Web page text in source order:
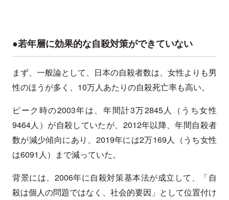
●若年層に効果的な自殺対策ができていない
まず、一般論として、日本の自殺者数は、女性よりも男
性のほうが多く、10万人あたりの自殺死亡率も高い。
ピーク時の2003年は、年間計3万2845人（うち女性
9464人）が自殺していたが、2012年以降、年間自殺者
数が減少傾向にあり、2019年には2万169人（うち女性
は6091人）まで減っていた。
背景には、2006年に自殺対策基本法が成立して、「自
殺は個人の問題ではなく、社会的要因」として位置付け